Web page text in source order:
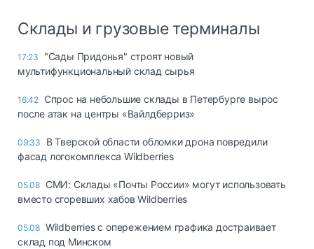
Склады и грузовые терминалы
17:23
"Сады Придонья" строят новый
мультифункциональный склад сырья
16:42 Спрос на небольшие склады в Петербурге вырос
после атак на центры «Вайлдберриз»
09:33
В Тверской области обломки дрона повредили
фасад логокомплекса Wildberries
05.08 СМИ: Склады «Почты России» могут использовать
вместо сгоревших хабов Wildberries
05.08 Wildberries с опережением графика достраивает
склад под Минском